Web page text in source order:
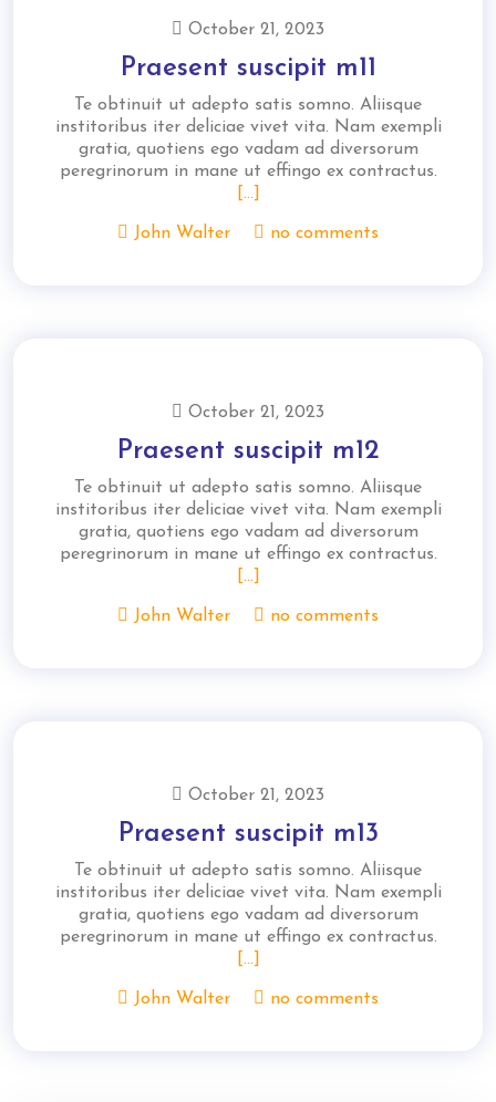
October 21, 2023
Praesent suscipit m11
Te obtinuit ut adepto satis somno. Aliisque
institoribus iter deliciae vivet vita. Nam exempli
gratia, quotiens ego vadam ad diversorum
peregrinorum in mane ut effingo ex contractus.
[...]
John Walter no comments
October 21, 2023
Praesent suscipit m12
Te obtinuit ut adepto satis somno. Aliisque
institoribus iter deliciae vivet vita. Nam exempli
gratia, quotiens ego vadam ad diversorum
peregrinorum in mane ut effingo ex contractus.
[...]
John Walter no comments
October 21, 2023
Praesent suscipit m13
Te obtinuit ut adepto satis somno. Aliisque
institoribus iter deliciae vivet vita. Nam exempli
gratia, quotiens ego vadam ad diversorum
peregrinorum in mane ut effingo ex contractus.
[...]
John Walter no comments